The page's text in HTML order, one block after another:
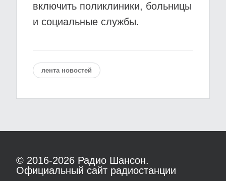
включить поликлиники, больницы
и социальные службы.
лента новостей
© 2016-2026 Радио Шансон.
Официальный сайт радиостанции